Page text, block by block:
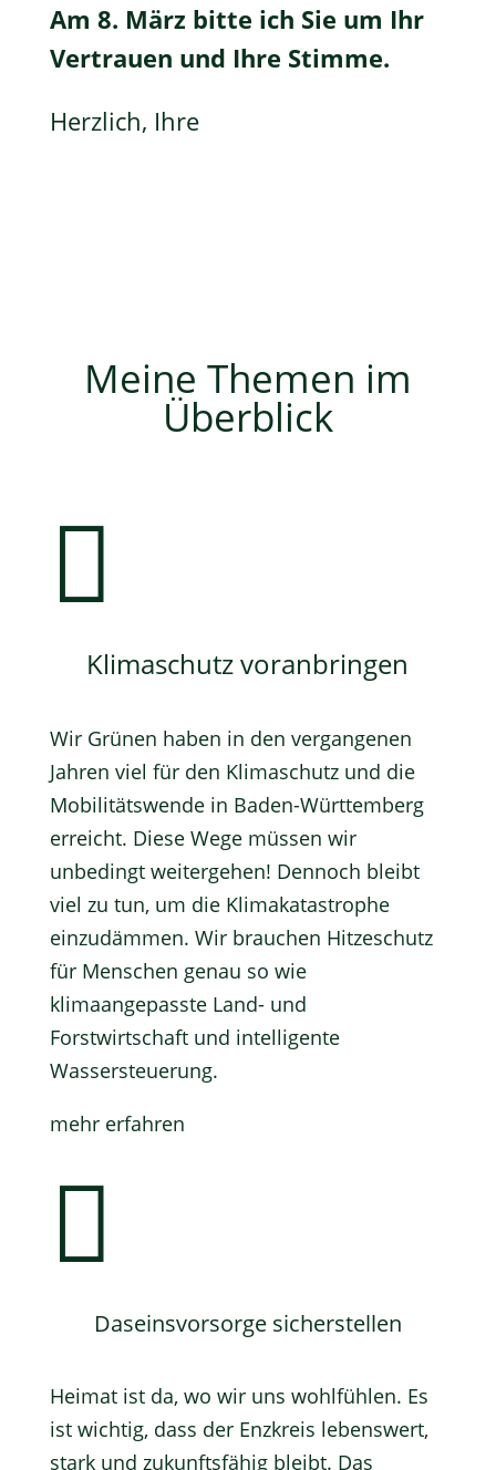
Am 8. März bitte ich Sie um Ihr
Vertrauen und Ihre Stimme.
Herzlich, Ihre
Meine Themen im
Überblick

Klimaschutz voranbringen
Wir Grünen haben in den vergangenen
Jahren viel für den Klimaschutz und die
Mobilitätswende in Baden-Württemberg
erreicht. Diese Wege müssen wir
unbedingt weitergehen! Dennoch bleibt
viel zu tun, um die Klimakatastrophe
einzudämmen. Wir brauchen Hitzeschutz
für Menschen genau so wie
klimaangepasste Land- und
Forstwirtschaft und intelligente
Wassersteuerung.
mehr erfahren

Daseinsvorsorge sicherstellen
Heimat ist da, wo wir uns wohlfühlen. Es
ist wichtig, dass der Enzkreis lebenswert,
stark und zukunftsfähig bleibt. Das